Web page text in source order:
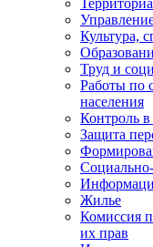
Культура,
Труд и
Работы по
населения
Контроль в
Защита
Жилье
Комиссия
их прав